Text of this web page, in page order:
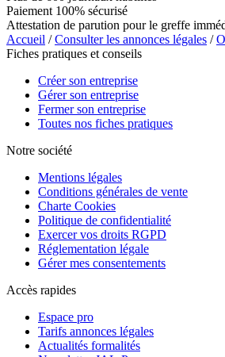
Paiement 100% sécurisé
Attestation de parution pour le greffe
Accueil /Consulter les annonces légales /
Fiches pratiques et conseils
Créer son entreprise
Gérer son entreprise
Fermer son entreprise
Toutes nos fiches pratiques
Notre société
Mentions légales
Conditions générales de vente
Charte Cookies
Politique de confidentialité
Exercer vos droits RGPD
Réglementation légale
Gérer mes consentements
Accès rapides
Espace pro
Tarifs annonces légales
Actualités formalités